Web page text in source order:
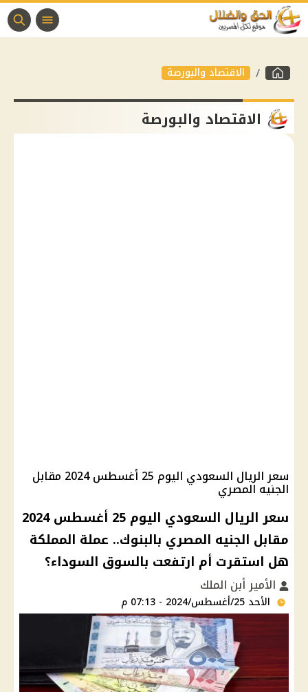
الاقتصاد والبورصة
الاقتصاد والبورصة
سعر الريال السعودي اليوم 25 أغسطس 2024 مقابل
الجنيه المصري
سعر الريال السعودي اليوم 25 أغسطس 2024
مقابل الجنيه المصري بالبنوك.. عملة المملكة
هل استقرت أم ارتفعت بالسوق السوداء؟
الأمير أبن الملك
الأحد 25/أغسطس/2024 - 07:13 م